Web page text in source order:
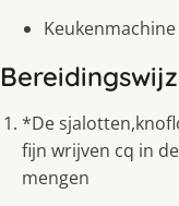
Keukenmachine
*De
fijn wrijven cq in
mengen